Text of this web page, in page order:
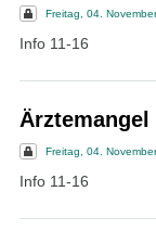
Freitag, 04.
Info 11-16
Freitag, 04.
Info 11-16